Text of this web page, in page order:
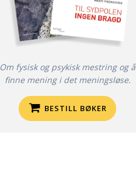
Om fysisk og psykisk mestring og å
finne mening i det meningsløse.
BESTILL BØKER